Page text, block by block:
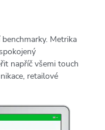
Metrika
napříč všemi touch
retailové